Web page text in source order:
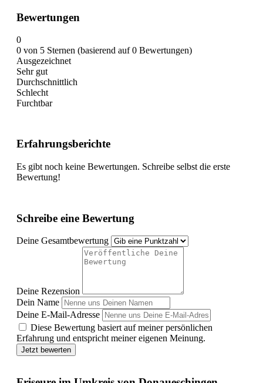
Bewertungen
0
0 von 5 Sternen (basierend auf 0 Bewertungen)
Ausgezeichnet
Sehr gut
Durchschnittlich
Schlecht
Furchtbar
Erfahrungsberichte
Es gibt noch keine Bewertungen. Schreibe selbst die erste
Bewertung!
Schreibe eine Bewertung
Deine Gesamtbewertung
Deine Rezension
Dein Name
Deine E-Mail-Adresse
Diese Bewertung basiert auf meiner persönlichen
Erfahrung und entspricht meiner eigenen Meinung.
Jetzt bewerten